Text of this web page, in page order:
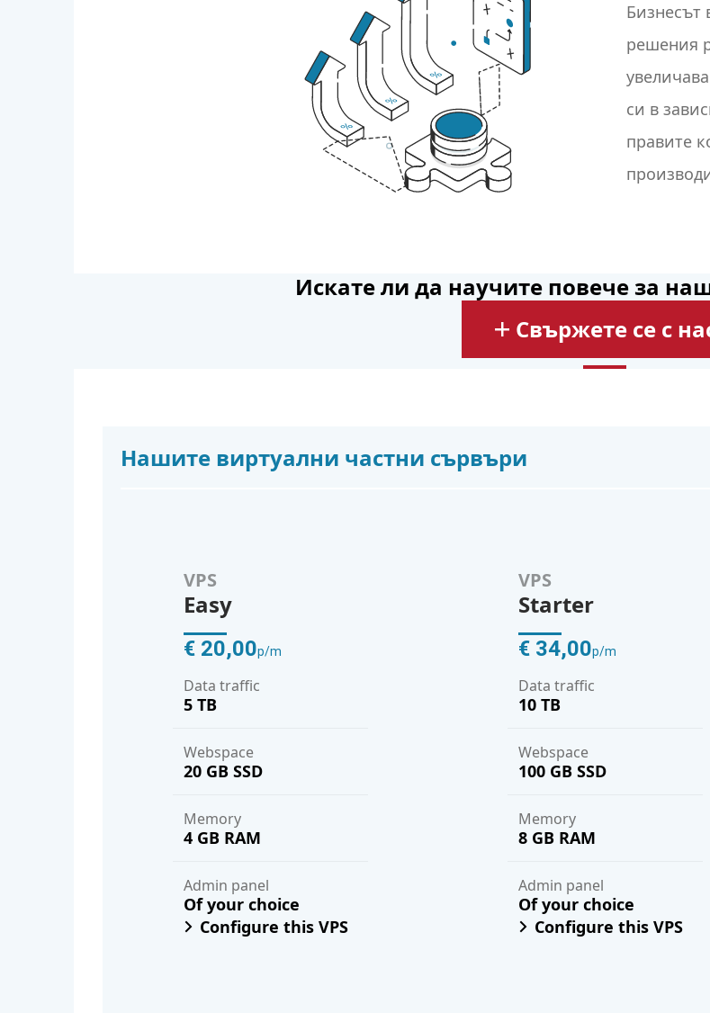
Бизнесът
решения
си в
правите
Искате ли да научите повече за
Свържете се с
Нашите виртуални частни сървъри
VPS
Easy
€ 20,00p/m
Data traffic
5 TB
Webspace
20 GB SSD
Memory
4 GB RAM
Admin panel
Of your choice
Configure this VPS
VPS
Starter
€ 34,00p/m
Data traffic
10 TB
Webspace
100 GB SSD
Memory
8 GB RAM
Admin panel
Of your choice
Configure this VPS